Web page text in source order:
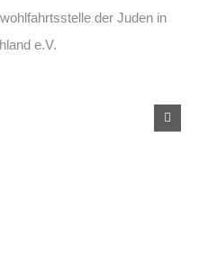
der Juden in
e.V.